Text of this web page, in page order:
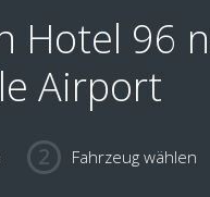
Hotel 96
Airport
Fahrzeug wählen